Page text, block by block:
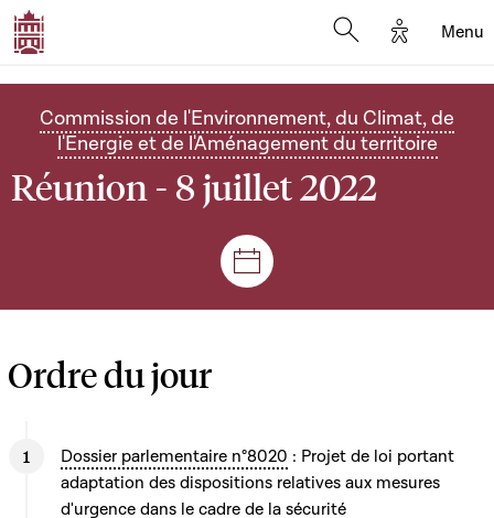
Options
Menu
Commission de l'Environnement, du Climat, de
l'Energie et de l'Aménagement du territoire
Réunion - 8 juillet 2022
Séances et réunions
Ordre du jour
Dossier parlementaire n°8020 : Projet de loi portant
adaptation des dispositions relatives aux mesures
d'urgence dans le cadre de la sécurité